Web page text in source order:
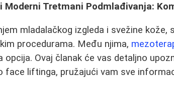
Moderni Tretmani Podmlađivanja:
mladalačkog izgleda i svežine kože,
procedurama. Među njima,
opcija. Ovaj članak će vas detaljno
face liftinga, pružajući vam sve